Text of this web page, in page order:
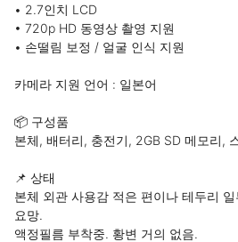
• 2.7인치 LCD
• 720p HD 동영상 촬영 지원
• 손떨림 보정 / 얼굴 인식 지원
카메라 지원 언어 : 일본어
📦 구성품
본체, 배터리, 충전기, 2GB SD 메모리,
📌 상태
본체 외관 사용감 적은 편이나 테두리
요망.
액정필름 부착중. 황변 거의 없음.